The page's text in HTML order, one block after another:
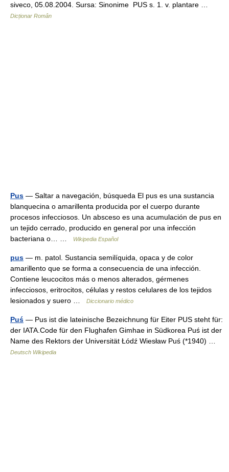
siveco, 05.08.2004. Sursa: Sinonime PUS s. 1. v. plantare …
Dicționar Român
Pus — Saltar a navegación, búsqueda El pus es una sustancia
blanquecina o amarillenta producida por el cuerpo durante
procesos infecciosos. Un absceso es una acumulación de pus en
un tejido cerrado, producido en general por una infección
bacteriana o… …
Wikipedia Español
pus — m. patol. Sustancia semilíquida, opaca y de color
amarillento que se forma a consecuencia de una infección.
Contiene leucocitos más o menos alterados, gérmenes
infecciosos, eritrocitos, células y restos celulares de los tejidos
lesionados y suero …
Diccionario médico
Puś — Pus ist die lateinische Bezeichnung für Eiter PUS steht für:
der IATA.Code für den Flughafen Gimhae in Südkorea Puś ist der
Name des Rektors der Universität Łódź Wiesław Puś (*1940) …
Deutsch Wikipedia